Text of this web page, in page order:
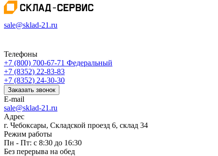
sale@sklad-21.ru
Телефоны
+7 (800) 700-67-71 Федеральный
+7 (8352) 22-83-83
+7 (8352) 24-30-30
Заказать звонок
E-mail
sale@sklad-21.ru
Адрес
г. Чебоксары, Складской проезд 6, склад 34
Режим работы
Пн - Пт: с 8:30 до 16:30
Без перерыва на обед